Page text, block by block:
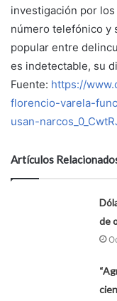
investigación por
número telefónico y
popular entre
es indetectable, su
Fuente: https://
florencio-varela-
usan-
Artículos
de